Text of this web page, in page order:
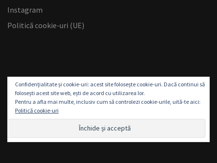
Instagram
Politică cookie-uri (UE)
Confidențialitate și cookie-uri: acest site folosește cookie-uri. Dacă continui să
folosești acest site web, ești de acord cu utilizarea lor.
Pentru a afla mai multe, inclusiv cum să controlezi cookie-urile, uită-te aici:
Politică cookie-uri